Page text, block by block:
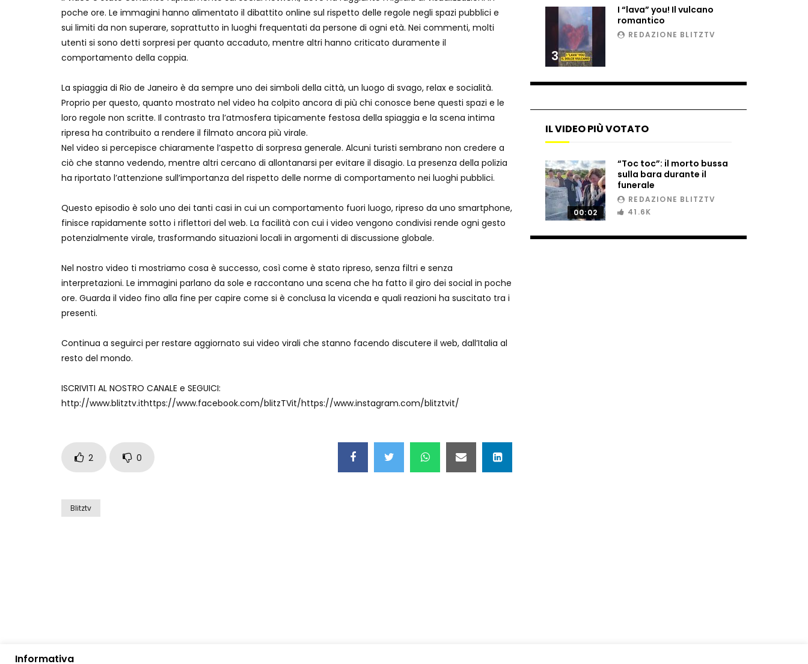
Ammiocuggino con la ruspa…
Atterraggio di emergenza
tra le auto: attimi di paura
Mogadiscio, aereo perde il
poche ore. Le immagini hanno alimentato il dibattito online sul rispetto delle regole negli spazi pubblici e
sui limiti da non superare, soprattutto in luoghi frequentati da persone di ogni età. Nei commenti, molti
utenti si sono detti sorpresi per quanto accaduto, mentre altri hanno criticato duramente il
comportamento della coppia.
La spiaggia di Rio de Janeiro è da sempre uno dei simboli della città, un luogo di svago, relax e socialità.
Proprio per questo, quanto mostrato nel video ha colpito ancora di più chi conosce bene questi spazi e le
loro regole non scritte. Il contrasto tra l’atmosfera tipicamente festosa della spiaggia e la scena intima
ripresa ha contribuito a rendere il filmato ancora più virale.
Nel video si percepisce chiaramente l’aspetto di sorpresa generale. Alcuni turisti sembrano non credere a
ciò che stanno vedendo, mentre altri cercano di allontanarsi per evitare il disagio. La presenza della polizia
ha riportato l’attenzione sull’importanza del rispetto delle norme di comportamento nei luoghi pubblici.
Questo episodio è solo uno dei tanti casi in cui un comportamento fuori luogo, ripreso da uno smartphone,
finisce rapidamente sotto i riflettori del web. La facilità con cui i video vengono condivisi rende ogni gesto
potenzialmente virale, trasformando situazioni locali in argomenti di discussione globale.
Nel nostro video ti mostriamo cosa è successo, così come è stato ripreso, senza filtri e senza
interpretazioni. Le immagini parlano da sole e raccontano una scena che ha fatto il giro dei social in poche
ore. Guarda il video fino alla fine per capire come si è conclusa la vicenda e quali reazioni ha suscitato tra i
presenti.
Continua a seguirci per restare aggiornato sui video virali che stanno facendo discutere il web, dall’Italia al
resto del mondo.
ISCRIVITI AL NOSTRO CANALE e SEGUICI:
http://www.blitztv.ithttps://www.facebook.com/blitzTVit/https://www.instagram.com/blitztvit/
2 0
Blitztv
3
I “lava” you! Il vulcano
romantico
REDAZIONE BLITZTV
IL VIDEO PIÙ VOTATO
00:02
“Toc toc”: il morto bussa
sulla bara durante il
funerale
REDAZIONE BLITZTV
41.6K
Informativa